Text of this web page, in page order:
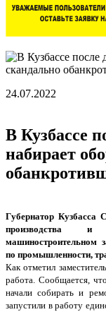
24.07.2022
В Кузбассе
набирает
Губернатор Кузбасса
производства
машиностроительном
по промышленности,
Как отметил
работа. Сообщается,
начали собирать и
запустили в работу